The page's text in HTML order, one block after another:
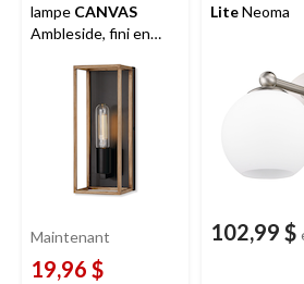
lampe CANVAS
Ambleside, fini en
Maintenant
19,96 $
LiteNeoma
102,99 $